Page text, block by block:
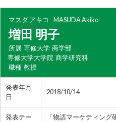
マスダ アキコ MASUDA Akiko
増田 明子
所属 専修大学 商学部
専修大学大学院 商学研究科
職種 教授
発表年月
日
2018/10/14
発表テー
「物語マーケティン